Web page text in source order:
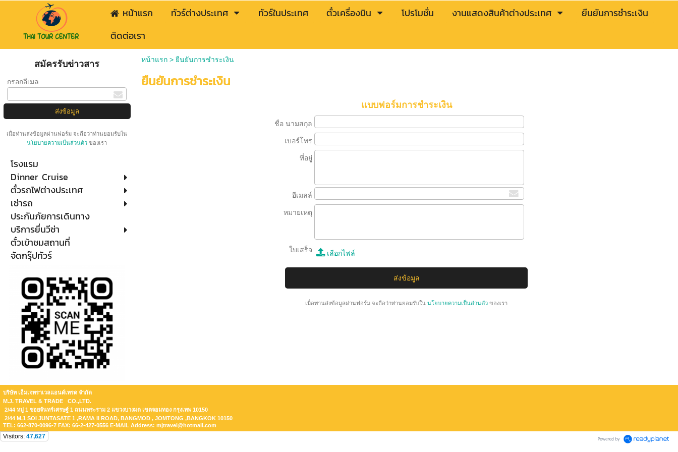
หน้าแรก ทัวร์ต่างประเทศ ทัวร์ในประเทศ ตั๋วเครื่องบิน โปรโมชั่น งานแสดงสินค้าต่างประเทศ
ยืนยันการชำระเงิน
ติดต่อเรา
สมัครรับข่าวสาร
กรอกอีเมล
เมื่อท่านส่งข้อมูลผ่านฟอร์ม จะถือว่าท่านยอมรับใน
นโยบายความเป็นส่วนตัวของเรา
โรงแรม
Dinner Cruise
ตั๋วรถไฟต่างประเทศ
เช่ารถ
ประกันภัยการเดินทาง
บริการยื่นวีซ่า
ตั๋วเข้าชมสถานที่
จัดกรุ๊ปทัวร์
หน้าแรก> ยืนยันการชำระเงิน
ยืนยันการชำระเงิน
แบบฟอร์มการชำระเงิน
ชื่อ นามสกุล
เบอร์โทร
ที่อยู่
อีเมลล์
หมายเหตุ
ใบเสร็จ เลือกไฟล์
เมื่อท่านส่งข้อมูลผ่านฟอร์ม จะถือว่าท่านยอมรับใน นโยบายความเป็นส่วนตัวของเรา
บริษัท เอ็มเจทราเวลแอนด์เทรด จำกัด
M.J. TRAVEL & TRADE CO.,LTD.
2/44 หมู่ 1 ซอยจันทร์เศรษฐ์ 1 ถนนพระราม 2 แขวงบางมด เขตจอมทอง กรุงเทพ 10150
2/44 M.1 SOI JUNTASATE 1 ,RAMA II ROAD, BANGMOD , JOMTONG ,BANGKOK 10150
TEL: 662-870-0096-7 FAX: 66-2-427-0556 E-MAIL Address: mjtravel@hotmail.com
Visitors: 47,627